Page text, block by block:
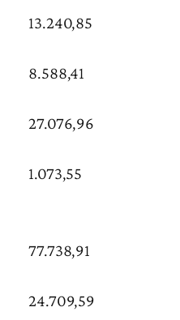
13.240,85
8.588,41
27.076,96
1.073,55
77.738,91
24.709,59